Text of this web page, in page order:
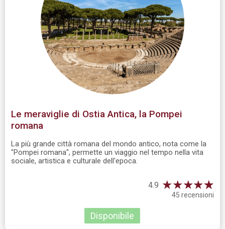
Le meraviglie di Ostia Antica, la Pompei
romana
La più grande città romana del mondo antico, nota come la
"Pompei romana", permette un viaggio nel tempo nella vita
sociale, artistica e culturale dell'epoca.
4.9 ★★★★☆
★
45 recensioni
Disponibile